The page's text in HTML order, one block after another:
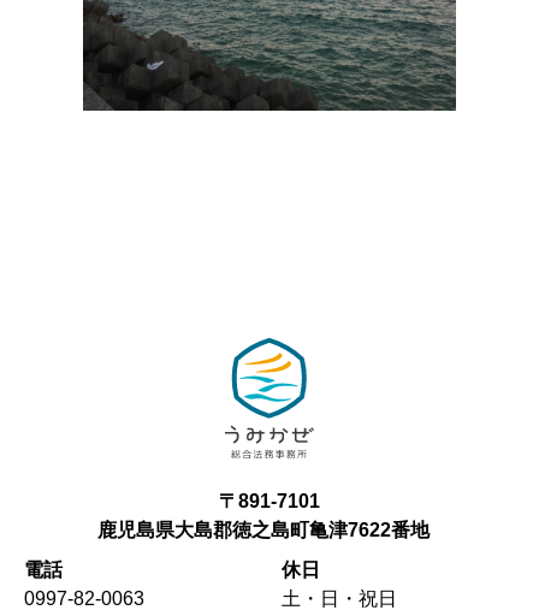
〒891-7101
鹿児島県大島郡徳之島町亀津7622番地
電話
0997-82-0063
休日
土・日・祝日